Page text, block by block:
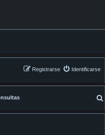
Identificarse
Registrarse